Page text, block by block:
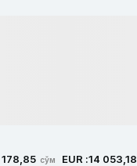
178,85 сўм EUR :14 053,18